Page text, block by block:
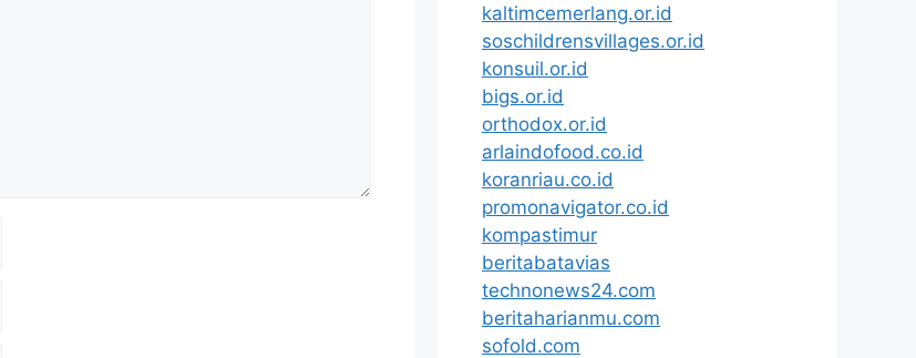
kaltimcemerlang.or.id
soschildrensvillages.or.id
konsuil.or.id
bigs.or.id
orthodox.or.id
arlaindofood.co.id
koranriau.co.id
promonavigator.co.id
kompastimur
beritabatavias
technonews24.com
beritaharianmu.com
sofold.com